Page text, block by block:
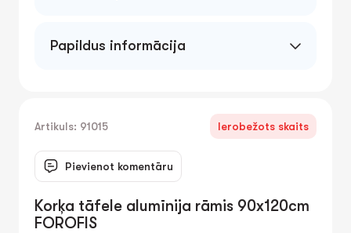
Papildus informācija
Artikuls: 91015 Ierobežots skaits
Pievienot komentāru
Korķa tāfele alumīnija rāmis 90x120cm
FOROFIS